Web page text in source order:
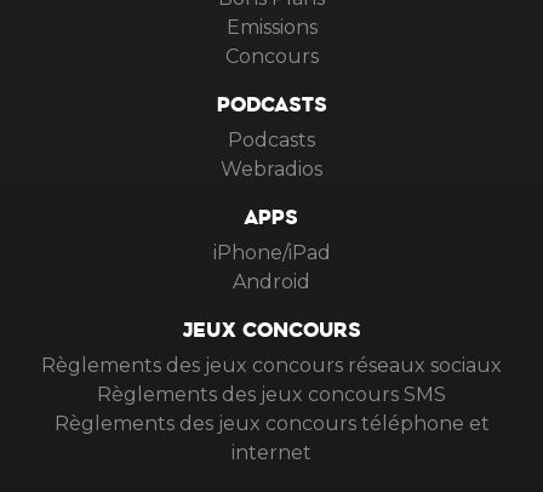
Emissions
Concours
PODCASTS
Podcasts
Webradios
APPS
iPhone/iPad
Android
JEUX CONCOURS
Règlements des jeux concours réseaux sociaux
Règlements des jeux concours SMS
Règlements des jeux concours téléphone et
internet